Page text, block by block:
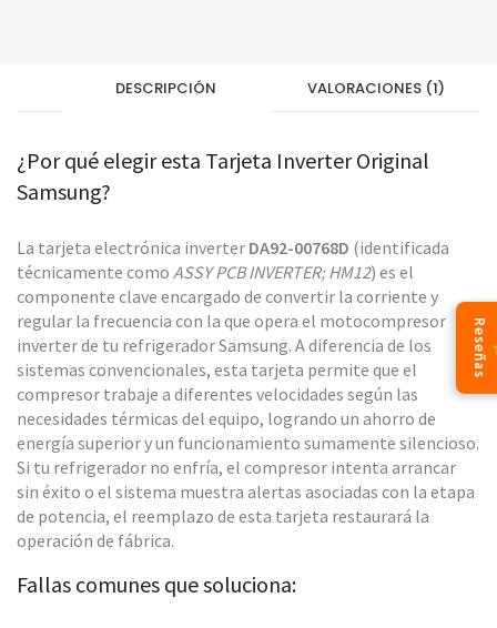
DESCRIPCIÓN VALORACIONES (1)
¿Por qué elegir esta Tarjeta Inverter Original
Samsung?
La tarjeta electrónica inverter DA92-00768D (identificada
técnicamente como ASSY PCB INVERTER; HM12) es el
componente clave encargado de convertir la corriente y
regular la frecuencia con la que opera el motocompresor
inverter de tu refrigerador Samsung. A diferencia de los
sistemas convencionales, esta tarjeta permite que el
compresor trabaje a diferentes velocidades según las
necesidades térmicas del equipo, logrando un ahorro de
energía superior y un funcionamiento sumamente silencioso.
Si tu refrigerador no enfría, el compresor intenta arrancar
sin éxito o el sistema muestra alertas asociadas con la etapa
de potencia, el reemplazo de esta tarjeta restaurará la
operación de fábrica.
Fallas comunes que soluciona:
Reseñas